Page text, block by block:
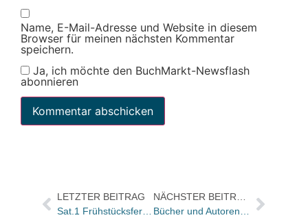
Name, E-Mail-Adresse und Website in diesem
Browser für meinen nächsten Kommentar
speichern.
Ja, ich möchte den BuchMarkt-Newsflash
abonnieren
LETZTER BEITRAG
Sat.1 Frühstücksfernsehen: Buchtitel der Sendung von morgen
NÄCHSTER BEITRAG
Bücher und Autoren heute in den Feuilletons – und die FAZ zeigt Wulff Zitate aus den „Stahlgewittern“